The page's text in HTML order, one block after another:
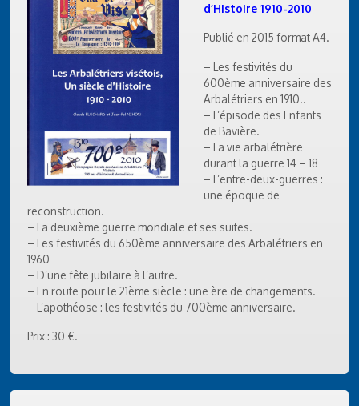
d’Histoire 1910-2010
Publié en 2015 format A4.
– Les festivités du
600ème anniversaire des
Arbalétriers en 1910..
– L’épisode des Enfants
de Bavière.
– La vie arbalétrière
durant la guerre 14 – 18
– L’entre-deux-guerres :
une époque de
reconstruction.
– La deuxième guerre mondiale et ses suites.
– Les festivités du 650ème anniversaire des Arbalétriers en
1960
– D’une fête jubilaire à l’autre.
– En route pour le 21ème siècle : une ère de changements.
– L’apothéose : les festivités du 700ème anniversaire.
Prix : 30 €.